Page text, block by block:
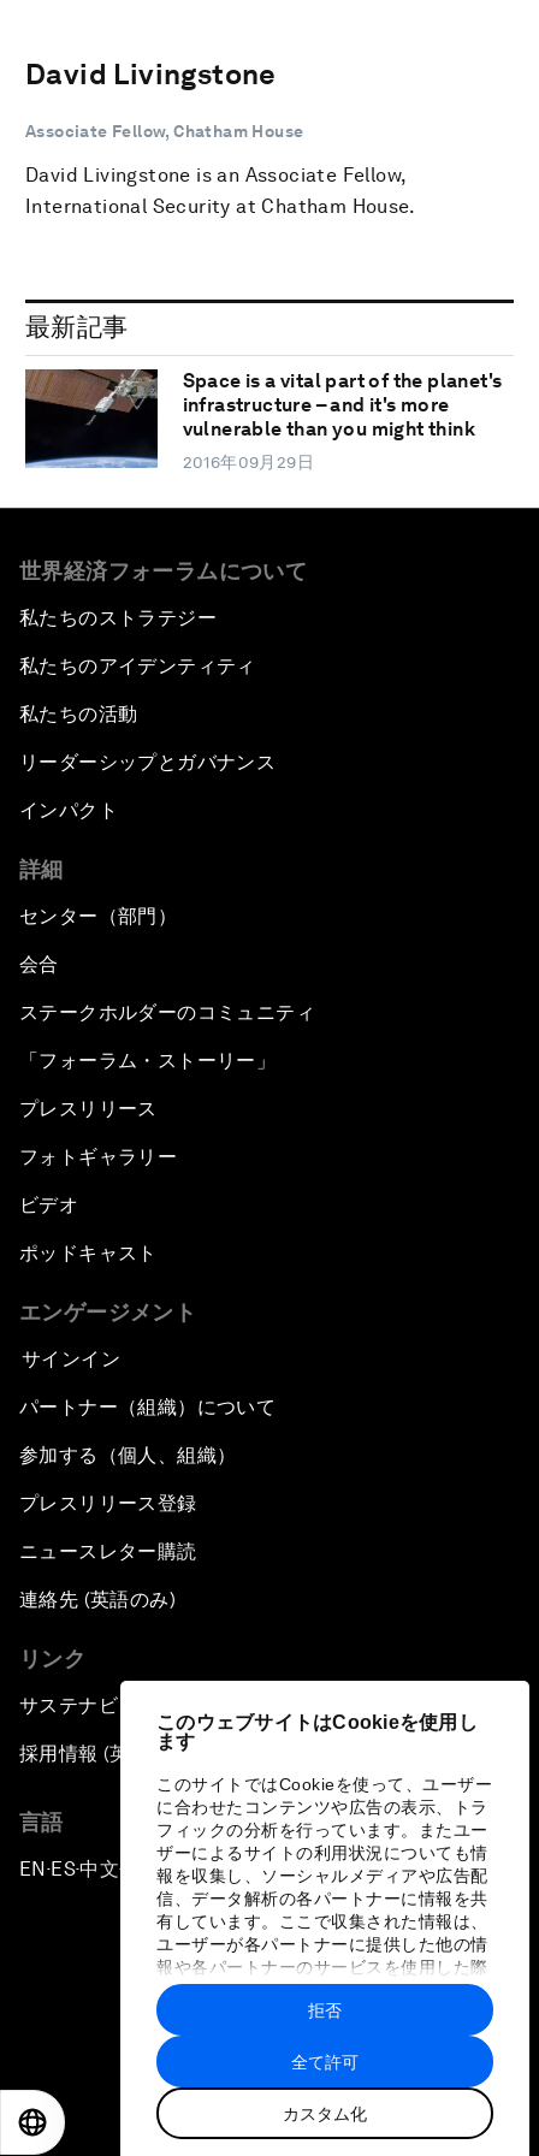
このウェブサイトはCookieを使用し
ます
このサイトではCookieを使って、ユーザー
に合わせたコンテンツや広告の表示、トラ
フィックの分析を行っています。またユー
ザーによるサイトの利用状況についても情
報を収集し、ソーシャルメディアや広告配
信、データ解析の各パートナーに情報を共
有しています。ここで収集された情報は、
ユーザーが各パートナーに提供した他の情
報や各パートナーのサービスを使用した際
に収集された情報と組み合わされ、各パー
トナーによって使用されることがありま
す。
全て許可
カスタム化
拒否
David Livingstone
Associate Fellow, Chatham House
David Livingstone is an Associate Fellow,
International Security at Chatham House.
最新記事
Space is a vital part of the planet's
infrastructure – and it's more
vulnerable than you might think
2016年09月29日
世界経済フォーラムについて
私たちのストラテジー
私たちのアイデンティティ
私たちの活動
リーダーシップとガバナンス
インパクト
詳細
センター（部門）
会合
ステークホルダーのコミュニティ
「フォーラム・ストーリー」
プレスリリース
フォトギャラリー
ビデオ
ポッドキャスト
エンゲージメント
サインイン
パートナー（組織）について
参加する（個人、組織）
プレスリリース登録
ニュースレター購読
連絡先 (英語のみ)
リンク
サステナビリティへの取り組み
採用情報 (英語のみ)
言語
EN ▪ ES▪中文▪ 日本語
プライバシーポリシーと利用規約
サイトマップ
©
世界経済フォーラム